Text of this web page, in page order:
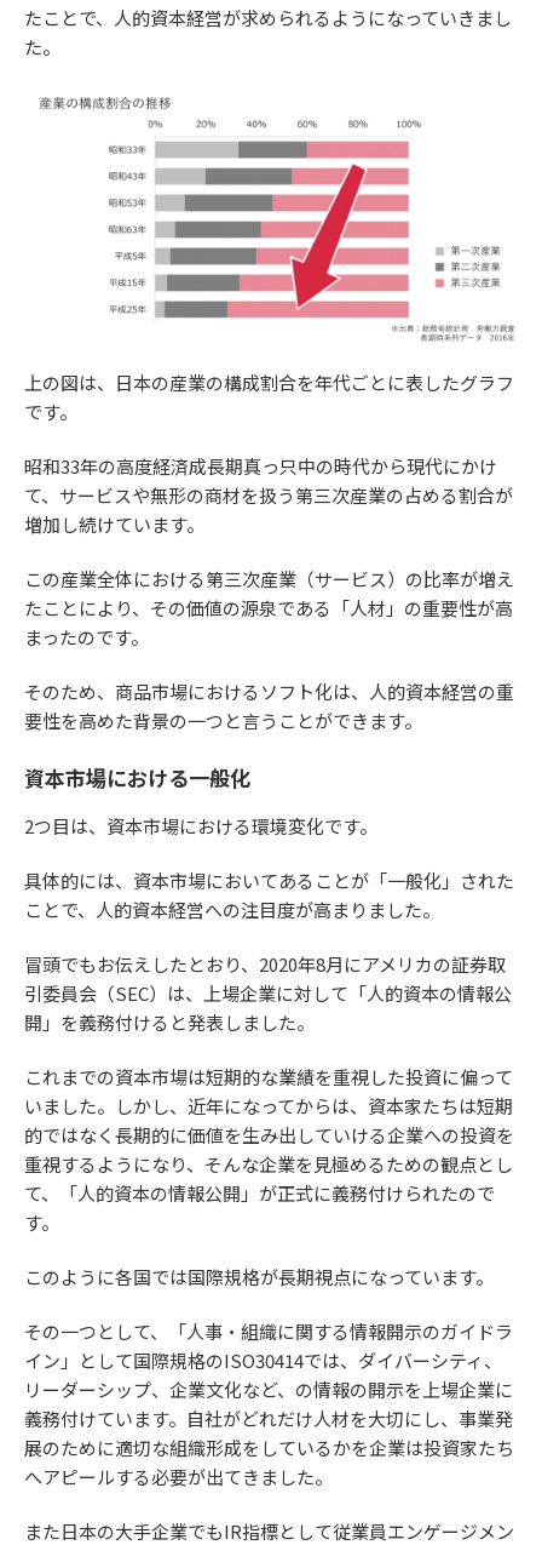
たことで、人的資本経営が求められるようになっていきまし
た。
上の図は、日本の産業の構成割合を年代ごとに表したグラフ
です。
昭和33年の高度経済成長期真っ只中の時代から現代にかけ
て、サービスや無形の商材を扱う第三次産業の占める割合が
増加し続けています。
この産業全体における第三次産業（サービス）の比率が増え
たことにより、その価値の源泉である「人材」の重要性が高
まったのです。
そのため、商品市場におけるソフト化は、人的資本経営の重
要性を高めた背景の一つと言うことができます。
資本市場における一般化
2つ目は、資本市場における環境変化です。
具体的には、資本市場においてあることが「一般化」された
ことで、人的資本経営への注目度が高まりました。
冒頭でもお伝えしたとおり、2020年8月にアメリカの証券取
引委員会（SEC）は、上場企業に対して「人的資本の情報公
開」を義務付けると発表しました。
これまでの資本市場は短期的な業績を重視した投資に偏って
いました。しかし、近年になってからは、資本家たちは短期
的ではなく長期的に価値を生み出していける企業への投資を
重視するようになり、そんな企業を見極めるための観点とし
て、「人的資本の情報公開」が正式に義務付けられたので
す。
このように各国では国際規格が長期視点になっています。
その一つとして、「人事・組織に関する情報開示のガイドラ
イン」として国際規格のISO30414では、ダイバーシティ、
リーダーシップ、企業文化など、の情報の開示を上場企業に
義務付けています。自社がどれだけ人材を大切にし、事業発
展のために適切な組織形成をしているかを企業は投資家たち
へアピールする必要が出てきました。
また日本の大手企業でもIR指標として従業員エンゲージメン